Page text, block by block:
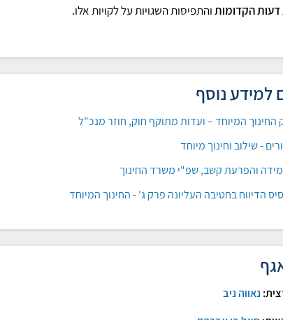
הקדומותוהתפיסות השגויות על לקויות אלו.
למידע נוסף
החינוך המיוחד – ועדות מתוקף חוק, חוזר מנכ"ל
- שילוב וחינוך מיוחד
והפרעת קשב, שפ"י משרד החינוך
הדיווח בחטיבה העליונה פרק ג' - החינוך המיוחד
נאווה ניב